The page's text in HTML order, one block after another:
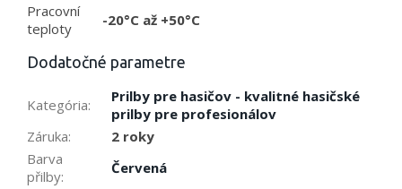
Pracovní
teploty
-20°C až +50°C
Dodatočné parametre
Kategória:
Prilby pre hasičov - kvalitné hasičské
prilby pre profesionálov
Záruka:
2 roky
Barva
přilby: Červená